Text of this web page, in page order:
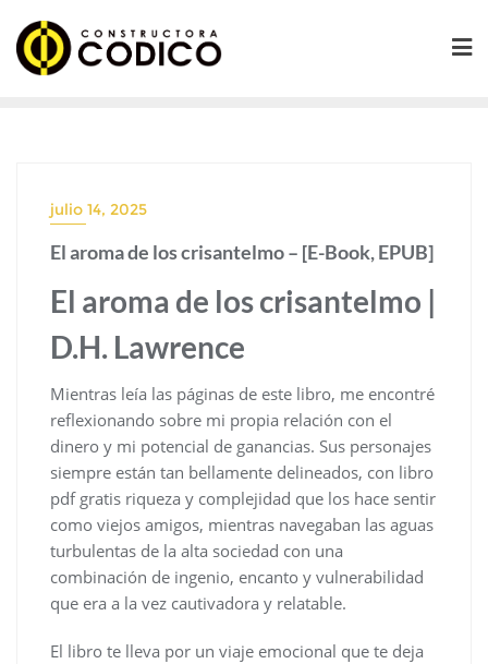
contenido
julio 14, 2025
El aroma de los crisantelmo – [E-Book, EPUB]
El aroma de los crisantelmo |
D.H. Lawrence
Mientras leía las páginas de este libro, me encontré
reflexionando sobre mi propia relación con el
dinero y mi potencial de ganancias. Sus personajes
siempre están tan bellamente delineados, con libro
pdf gratis riqueza y complejidad que los hace sentir
como viejos amigos, mientras navegaban las aguas
turbulentas de la alta sociedad con una
combinación de ingenio, encanto y vulnerabilidad
que era a la vez cautivadora y relatable.
El libro te lleva por un viaje emocional que te deja